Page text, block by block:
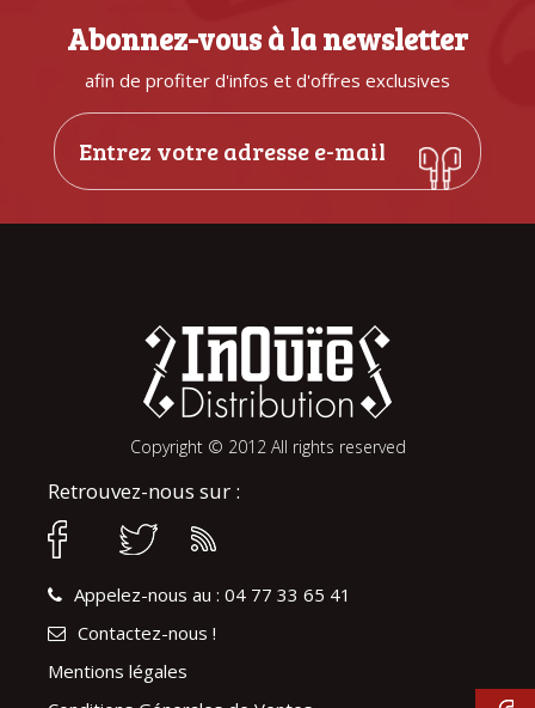
Abonnez-vous à la newsletter
afin de profiter d'infos et d'offres exclusives
Copyright © 2012 All rights reserved
Retrouvez-nous sur :
Appelez-nous au : 04 77 33 65 41
Contactez-nous !
Mentions légales